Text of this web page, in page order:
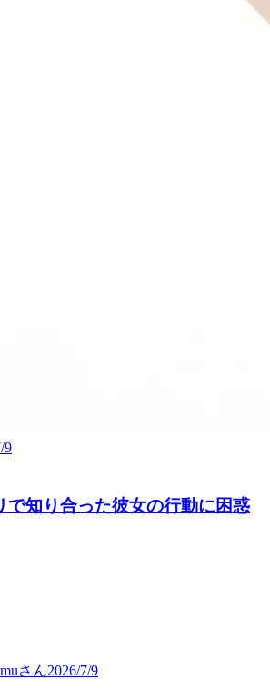
9
で知り合った彼女の行動に困惑
さん2026/7/9